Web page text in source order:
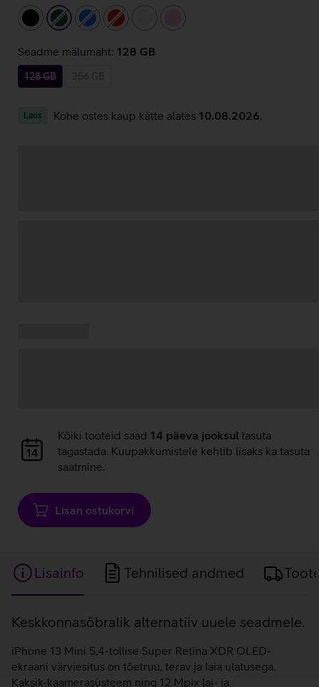
musttumeroheline
sininepunane
Seadme mälumaht: 128 GB
128 GB
Laos Kohe ostes kaup kätte alates 10.08.2026
Andmete
laadimine
Kõiki tooteid saad 14 päeva jooksul tasuta
tagastada. Kuupakkumistele kehtib lisaks ka tasuta
saatmine.
Lisan ostukorvi
Lisainfo Tehnilised andmed
Lisainfo
Keskkonnasõbralik alternatiiv uuele seadmele.
iPhone 13 Mini 5,4-tollise Super Retina XDR OLED-
ekraani värviesitus on tõetruu, terav ja laia ulatusega.
Kaksik-kaamerasüsteem ning 12 Mpix lai- ja